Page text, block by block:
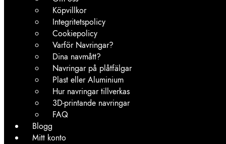
Köpvillkor
Integritetspolicy
Cookiepolicy
Varför Navringar?
Dina navmått?
Navringar på plåtfälgar
Plast eller Aluminium
Hur navringar tillverkas
3D-printande navringar
FAQ
Blogg
Mitt konto